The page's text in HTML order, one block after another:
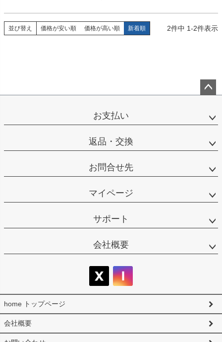
並び替え 価格が安い順 価格が高い順 新着順 2件中 1-2件表示
ップ
お支払い
返品・交換
お問合せ先
マイページ
サポート
会社概要
home トップページ
会社概要